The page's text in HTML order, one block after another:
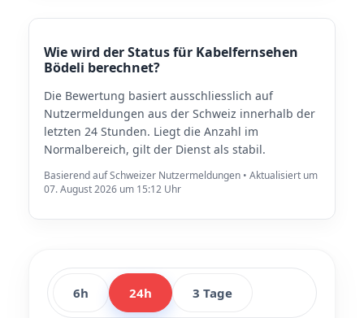
Wie wird der Status für Kabelfernsehen
Bödeli berechnet?
Die Bewertung basiert ausschliesslich auf
Nutzermeldungen aus der Schweiz innerhalb der
letzten 24 Stunden. Liegt die Anzahl im
Normalbereich, gilt der Dienst als stabil.
Basierend auf Schweizer Nutzermeldungen • Aktualisiert um
07. August 2026 um 15:12 Uhr
6h 24h 3 Tage